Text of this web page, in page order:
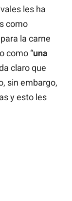
les ha
como
la carne
como “una
claro que
sin embargo,
y esto les